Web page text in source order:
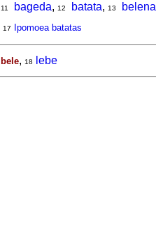
11 bageda, 12 batata, 13 belena
17 Ipomoea batatas
bele, 18 lebe